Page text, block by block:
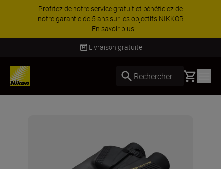
Profitez de notre service gratuit et bénéficiez de
notre garantie de 5 ans sur les objectifs NIKKOR
...En savoir plus
Livraison gratuite
Rechercher Basket